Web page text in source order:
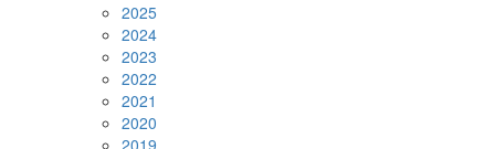
2025
2024
2023
2022
2021
2020